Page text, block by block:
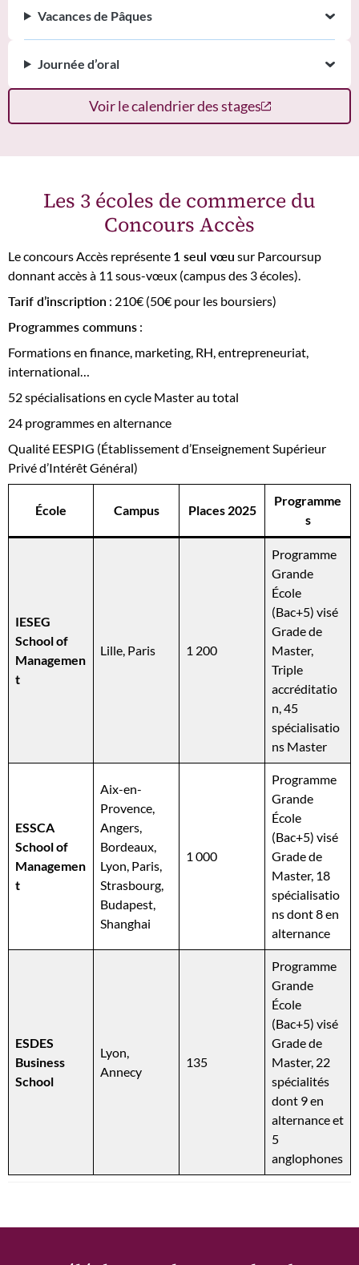
Vacances de Pâques
Journée d’oral
Voir le calendrier des stages
Les 3 écoles de commerce du
Concours Accès
Le concours Accès représente 1 seul vœu sur Parcoursup
donnant accès à 11 sous-vœux (campus des 3 écoles).
Tarif d’inscription : 210€ (50€ pour les boursiers)
Programmes communs :
Formations en finance, marketing, RH, entrepreneuriat,
international…
52 spécialisations en cycle Master au total
24 programmes en alternance
Qualité EESPIG (Établissement d’Enseignement Supérieur
Privé d’Intérêt Général)
École Campus Places 2025
Programme
s
IESEG
School of
Managemen
t
Lille, Paris 1 200
Programme
Grande
École
(Bac+5) visé
Grade de
Master,
Triple
accréditatio
n, 45
spécialisatio
ns Master
ESSCA
School of
Managemen
t
Aix-en-
Provence,
Angers,
Bordeaux,
Lyon, Paris,
Strasbourg,
Budapest,
Shanghai
1 000
Programme
Grande
École
(Bac+5) visé
Grade de
Master, 18
spécialisatio
ns dont 8 en
alternance
ESDES
Business
School
Lyon,
Annecy
135
Programme
Grande
École
(Bac+5) visé
Grade de
Master, 22
spécialités
dont 9 en
alternance et
5
anglophones